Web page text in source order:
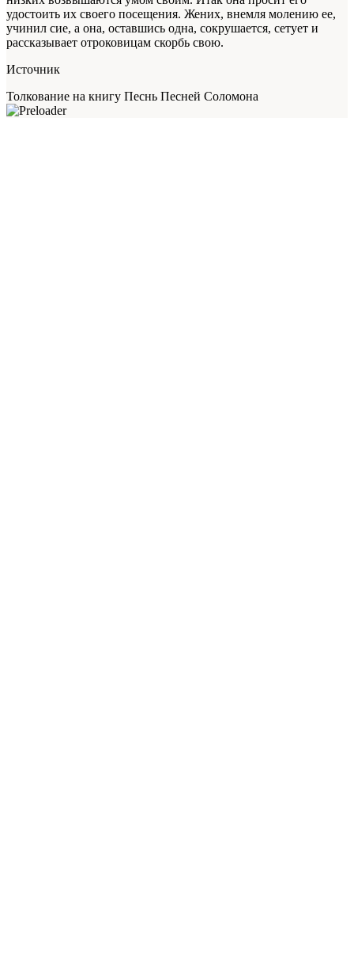
удостоить их своего посещения. Жених, внемля молению ее,
учинил сие, а она, оставшись одна, сокрушается, сетует и
рассказывает отроковицам скорбь свою.
Источник
Толкование на книгу Песнь Песней Соломона